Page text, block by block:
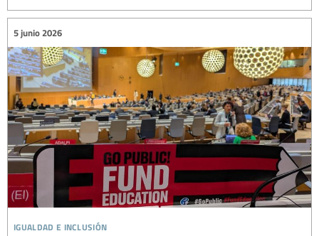
igualdad e inclusión
5 junio 2026